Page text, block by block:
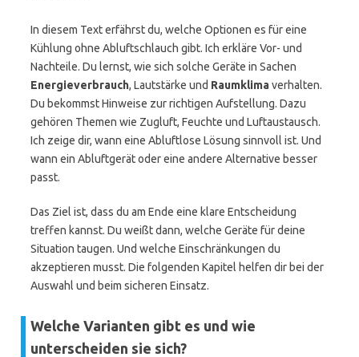
In diesem Text erfährst du, welche Optionen es für eine
Kühlung ohne Abluftschlauch gibt. Ich erkläre Vor- und
Nachteile. Du lernst, wie sich solche Geräte in Sachen
Energieverbrauch, Lautstärke und Raumklimaverhalten.
Du bekommst Hinweise zur richtigen Aufstellung. Dazu
gehören Themen wie Zugluft, Feuchte und Luftaustausch.
Ich zeige dir, wann eine Abluftlose Lösung sinnvoll ist. Und
wann ein Abluftgerät oder eine andere Alternative besser
passt.
Das Ziel ist, dass du am Ende eine klare Entscheidung
treffen kannst. Du weißt dann, welche Geräte für deine
Situation taugen. Und welche Einschränkungen du
akzeptieren musst. Die folgenden Kapitel helfen dir bei der
Auswahl und beim sicheren Einsatz.
Welche Varianten gibt es und wie
unterscheiden sie sich?